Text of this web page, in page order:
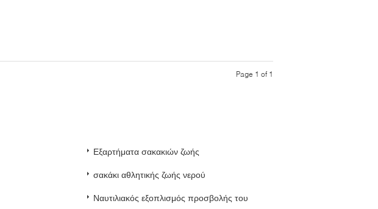
Page 1 of 1
Εξαρτήματα σακακιών ζωής
σακάκι αθλητικής ζωής νερού
Ναυτιλιακός εξοπλισμός προσβολής του